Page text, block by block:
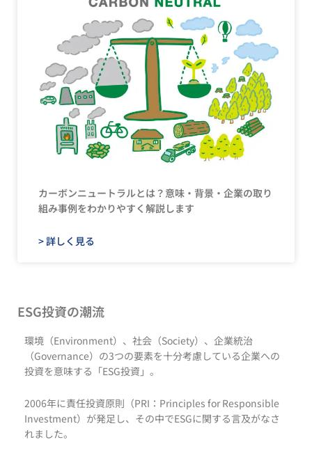
カーボンニュートラルとは？意味・背景・企業の取り
組み事例をわかりやすく解説します​
> 詳しく見る
ESG投資の潮流
環境（Environment）、社会（Society）、企業統治
（Governance）の3つの要素を十分考慮している企業への
投資を意味する「ESG投資」。
2006年に責任投資原則（PRI：Principles for Responsible
Investment）が発足し、その中でESGに関する言及がなさ
れました。